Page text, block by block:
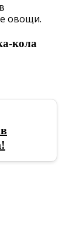
овощи.
кола